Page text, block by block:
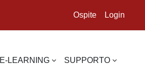
Ospite Login
E-LEARNING SUPPORTO